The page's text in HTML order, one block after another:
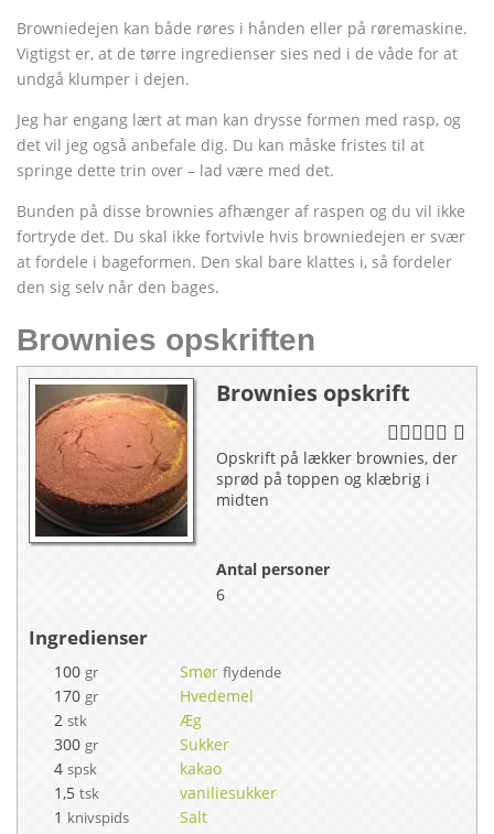
Browniedejen kan både røres i hånden eller på røremaskine.
Vigtigst er, at de tørre ingredienser sies ned i de våde for at
undgå klumper i dejen.
Jeg har engang lært at man kan drysse formen med rasp, og
det vil jeg også anbefale dig. Du kan måske fristes til at
springe dette trin over – lad være med det.
Bunden på disse brownies afhænger af raspen og du vil ikke
fortryde det. Du skal ikke fortvivle hvis browniedejen er svær
at fordele i bageformen. Den skal bare klattes i, så fordeler
den sig selv når den bages.
Brownies opskriften
Brownies opskrift
Opskrift på lækker brownies, der
sprød på toppen og klæbrig i
midten
Antal personer
6
Ingredienser
100 gr Smør flydende
170 gr
Hvedemel
2 stk
Æg
300 gr
Sukker
4 spsk
kakao
1,5 tsk
vaniliesukker
1 knivspids
Salt